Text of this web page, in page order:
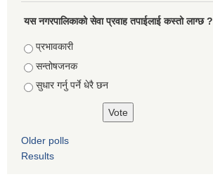
यस नगरपालिकाको सेवा प्रवाह तपाईलाई कस्तो लाग्छ ?
Choices
प्रभावकारी
सन्तोषजनक
सुधार गर्नु पर्ने धेरै छन
Older polls
Results